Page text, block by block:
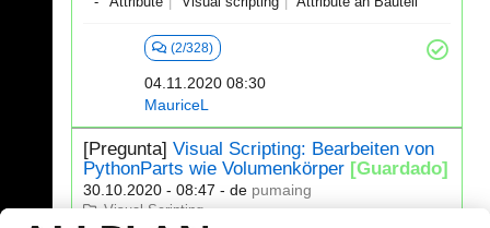
(2/328)
04.11.2020 08:30
MauriceL
[Pregunta] Visual Scripting: Bearbeiten von
PythonParts wie Volumenkörper [Guardado]
30.10.2020 - 08:47 - de pumaing
Visual Scripting